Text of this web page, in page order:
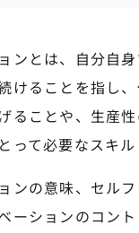
ンとは、自分自
けることを指し、
ることや、生産
って必要なスキル
ンの意味、セル
ーションのコン